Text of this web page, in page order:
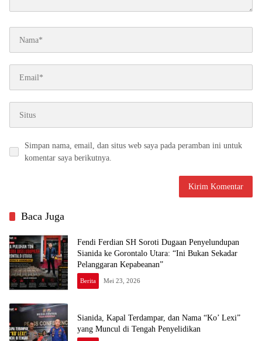
Simpan nama, email, dan situs web saya pada peramban ini untuk
komentar saya berikutnya.
Baca Juga
Fendi Ferdian SH Soroti Dugaan Penyelundupan
Sianida ke Gorontalo Utara: “Ini Bukan Sekadar
Pelanggaran Kepabeanan”
Berita Mei 23, 2026
Sianida, Kapal Terdampar, dan Nama “Ko’ Lexi”
yang Muncul di Tengah Penyelidikan